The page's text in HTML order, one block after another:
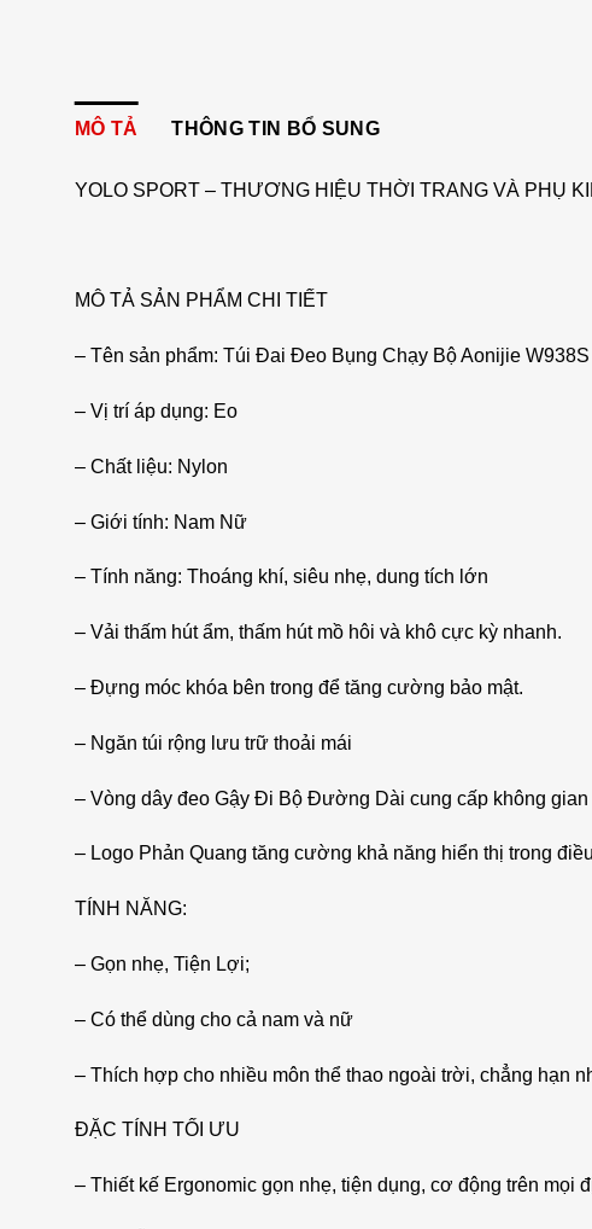
MÔ TẢ THÔNG TIN BỔ SUNG
YOLO SPORT – THƯƠNG HIỆU THỜI TRANG VÀ PHỤ
MÔ TẢ SẢN PHẨM CHI TIẾT
– Tên sản phẩm: Túi Đai Đeo Bụng Chạy Bộ Aonijie
– Vị trí áp dụng: Eo
– Chất liệu: Nylon
– Giới tính: Nam Nữ
– Tính năng: Thoáng khí, siêu nhẹ, dung tích lớn
– Vải thấm hút ẩm, thấm hút mồ hôi và khô cực kỳ nhanh.
– Đựng móc khóa bên trong để tăng cường bảo mật.
– Ngăn túi rộng lưu trữ thoải mái
– Vòng dây đeo Gậy Đi Bộ Đường Dài cung cấp không
– Logo Phản Quang tăng cường khả năng hiển thị trong
TÍNH NĂNG:
– Gọn nhẹ, Tiện Lợi;
– Có thể dùng cho cả nam và nữ
– Thích hợp cho nhiều môn thể thao ngoài trời, chẳng hạn
ĐẶC TÍNH TỐI ƯU
– Thiết kế Ergonomic gọn nhẹ, tiện dụng, cơ động trên mọi